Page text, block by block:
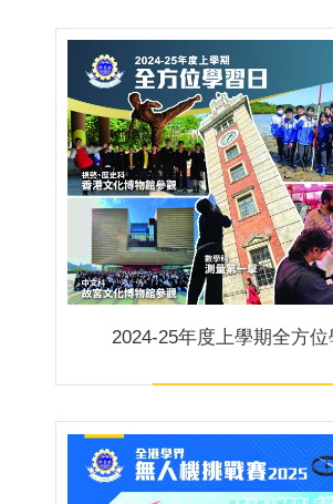
2024-25年度上學期全方位